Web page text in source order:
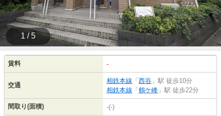
1 / 5
賃料 -
交通
相鉄本線 「 西谷 」駅 徒歩10分
相鉄本線 「 鶴ケ峰 」駅 徒歩22分
間取り(面積) -(-)